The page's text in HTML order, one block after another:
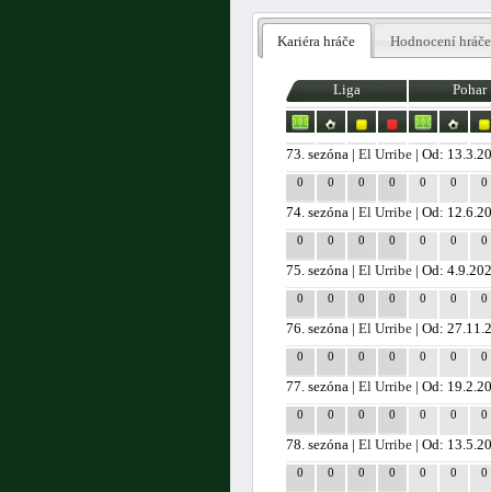
Kariéra hráče Hodnocení hráče
Liga Pohar
73. sezóna |El Urribe | Od:
0 0 0 0 0 0 0
74. sezóna |El Urribe | Od:
0 0 0 0 0 0 0
75. sezóna |El Urribe | Od:
0 0 0 0 0 0 0
76. sezóna |El Urribe | Od:
0 0 0 0 0 0 0
77. sezóna |El Urribe | Od:
0 0 0 0 0 0 0
78. sezóna |El Urribe | Od:
0 0 0 0 0 0 0